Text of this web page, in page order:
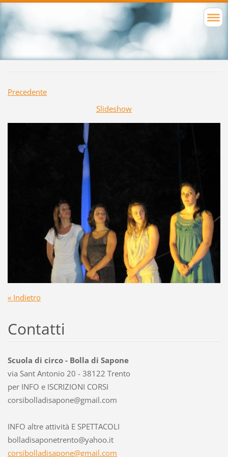
Precedente
Slideshow
« Indietro
Contatti
Scuola di circo - Bolla di Sapone
via Sant Antonio 20 - 38122 Trento
per INFO e ISCRIZIONI CORSI
corsibolladisapone@gmail.com
INFO altre attività E SPETTACOLI
bolladisaponetrento@yahoo.it
corsibolladisapone@gmail.com